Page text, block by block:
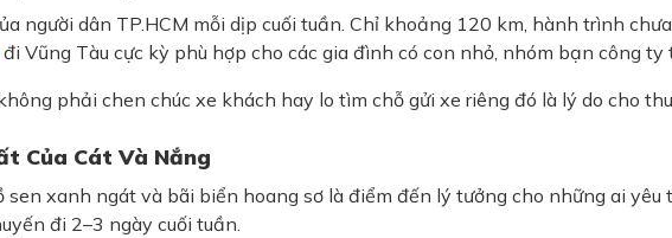
người dân TP.HCM mỗi dịp cuối tuần. Chỉ khoảng 120 km, hành trình
đi Vũng Tàu cực kỳ phù hợp cho các gia đình có con nhỏ, nhóm bạn công
phải chen chúc xe khách hay lo tìm chỗ gửi xe riêng đó là lý do cho
Của Cát Và Nắng
sen xanh ngát và bãi biển hoang sơ là điểm đến lý tưởng cho những ai
đi 2–3 ngày cuối tuần.